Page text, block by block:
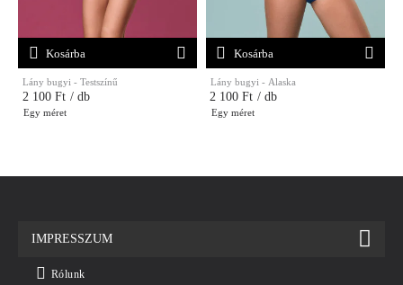
Lány bugyi - Testszínű
Egy méret
2 100 Ft / db
Kosárba
Lány bugyi - Alaska
Egy méret
2 100 Ft / db
Kosárba
IMPRESSZUM
Rólunk